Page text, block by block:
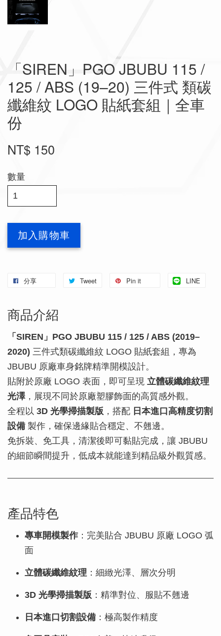
「SIREN」PGO JBUBU 115 /
125 / ABS (19–20) 三件式 類碳
纖維紋 LOGO 貼紙套組｜全車
份
NT$ 150
數量
加入購物車
分享 Tweet Pin it LINE
商品介紹
「SIREN」PGO JBUBU 115 / 125 / ABS (2019–
2020) 三件式類碳纖維紋 LOGO 貼紙套組，專為
JBUBU 原廠車身銘牌精準開模設計。
貼附於原廠 LOGO 表面，即可呈現 立體碳纖維紋理
光澤，展現不同於原廠塑膠飾面的高質感外觀。
全程以 3D 光學掃描製版 ，搭配 日本進口高精度切割
設備 製作，確保邊緣貼合穩定、不翹邊。
免拆裝、免工具，清潔後即可黏貼完成，讓 JBUBU
的細節瞬間提升，低成本就能達到精品級外觀質感。
產品特色
專車開模製作：完美貼合 JBUBU 原廠 LOGO 弧
面
立體碳纖維紋理 ：細緻光澤、層次分明
3D 光學掃描製版 ：精準對位、服貼不翹邊
日本進口切割設備 ：極高製作精度